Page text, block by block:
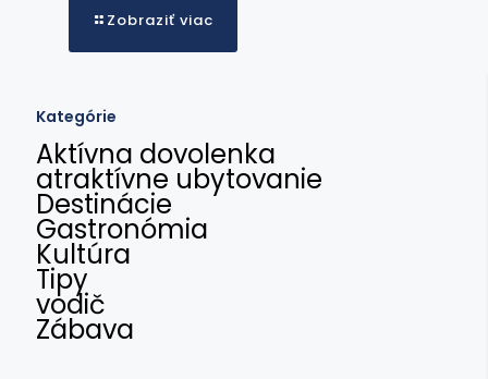
Zobraziť viac
Kategórie
Aktívna dovolenka
atraktívne ubytovanie
Destinácie
Gastronómia
Kultúra
Tipy
vodič
Zábava